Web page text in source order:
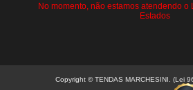
No momento, não estamos atendendo o
Estados
Copyright © TENDAS MARCHESINI. (Lei